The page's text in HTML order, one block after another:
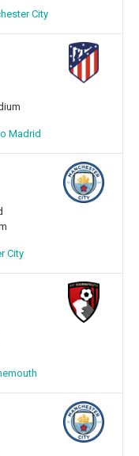
City
Madrid
City